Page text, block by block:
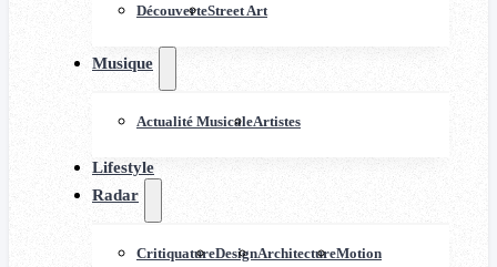
DécouverteStreet Art
Musique
Actualité MusicaleArtistes
Lifestyle
Radar
CritiquatureDesignArchitectureMotion